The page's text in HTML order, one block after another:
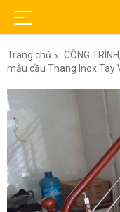
Trang chủ CÔNG
mẫu cầu Thang Inox Tay
Chuyển
đến
phần
đầu
của
thư
viện
hình
ảnh